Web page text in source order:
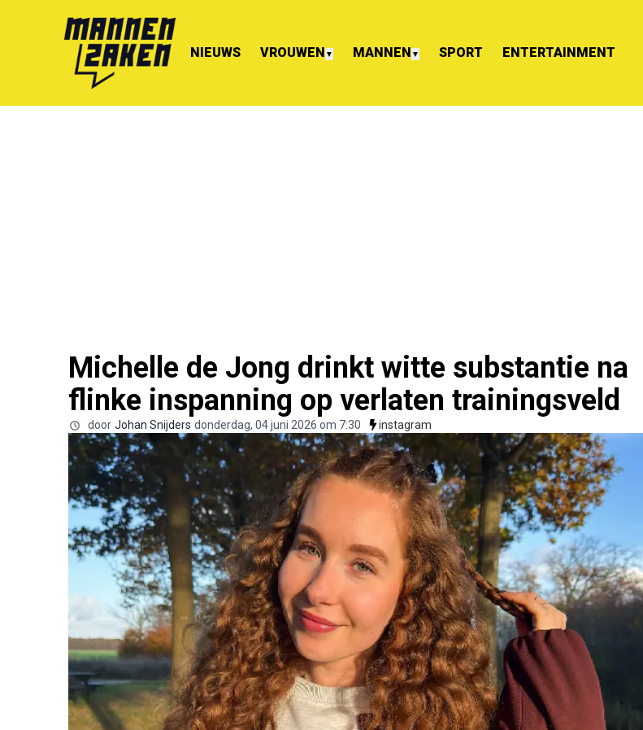
NIEUWS VROUWEN ▼ MANNEN ▼ SPORT ENTERTAINMENT
Michelle de Jong drinkt witte substantie na
flinke inspanning op verlaten trainingsveld
door Johan Snijders donderdag, 04 juni 2026 om 7:30 instagram